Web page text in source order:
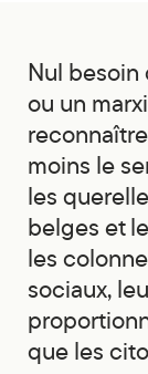
Nul besoin
ou un
moins le
les
belges et
les
sociaux,
que les